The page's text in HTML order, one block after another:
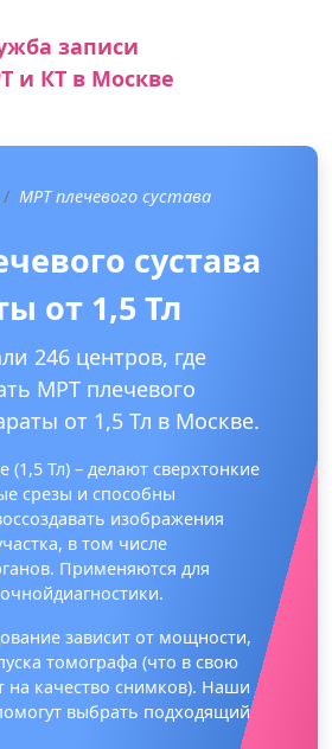
записи
и КТ в Москве
МРТ плечевого сустава
сустава
от 1,5 Тл
246 центров, где
МРТ плечевого
от 1,5 Тл в Москве.
Тл) – делают сверхтонкие
срезы и способны
изображения
в том числе
Применяются для
зависит от мощности,
томографа (что в свою
на качество снимков). Наши
выбрать подходящий